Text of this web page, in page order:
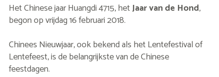
Het Chinese jaar Huangdi 4715, hetJaar van de Hond,
begon op vrijdag 16 februari 2018.
Chinees Nieuwjaar, ook bekend als het Lentefestival of
Lentefeest, is de belangrijkste van de Chinese
feestdagen.